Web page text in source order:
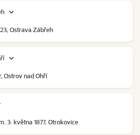
Ostrava Zábřeh
Ostrov nad Ohří
3. května 1877, Otrokovice